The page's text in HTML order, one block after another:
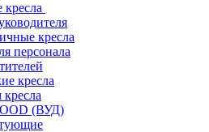
кресла
персонала
кресла
(ВУД)